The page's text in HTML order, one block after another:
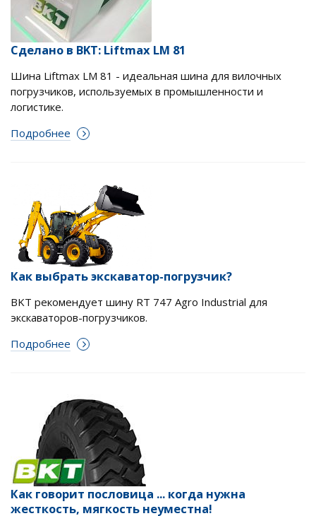
Сделано в BKT: Liftmax LM 81
Шина Liftmax LM 81 - идеальная шина для вилочных
погрузчиков, используемых в промышленности и
логистике.
Подробнее
Как выбрать экскаватор-погрузчик?
BKT рекомендует шину RT 747 Agro Industrial для
экскаваторов-погрузчиков.
Подробнее
Как говорит пословица ... когда нужна
жесткость, мягкость неуместна!